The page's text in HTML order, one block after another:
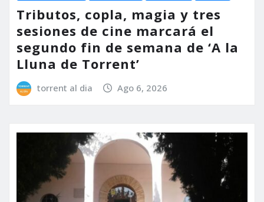
Tributos, copla, magia y tres
sesiones de cine marcará el
segundo fin de semana de ‘A la
Lluna de Torrent’
torrent al dia Ago 6, 2026